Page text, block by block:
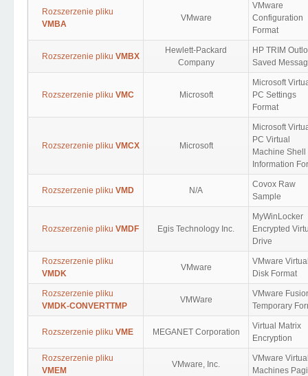
Rozszerzenie pliku
VMBA
VMware
VMware
Configuration
Format
Rozszerzenie pliku VMBX
Hewlett-Packard
Company
HP TRIM
Saved
Rozszerzenie pliku VMC Microsoft
Microsoft
PC Settings
Format
Rozszerzenie pliku VMCX Microsoft
Microsoft
PC Virtual
Machine Shell
Information
Rozszerzenie pliku VMD N/A
Covox Raw
Sample
Rozszerzenie pliku VMDF Egis Technology Inc.
MyWinLocker
Encrypted
Drive
Rozszerzenie pliku
VMDK
VMware
VMware
Disk Format
Rozszerzenie pliku
VMDK-CONVERTTMP
VMWare
VMware
Temporary
Rozszerzenie pliku VME MEGANET Corporation
Virtual Matrix
Encryption
Rozszerzenie pliku
VMEM
VMware, Inc.
VMware
Machines